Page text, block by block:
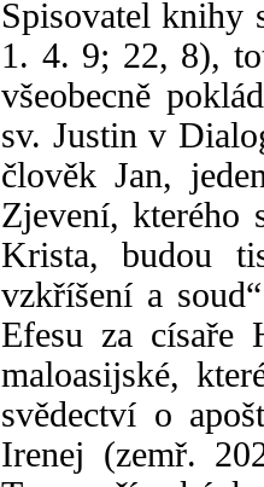
Spisovatel knihy
1. 4. 9; 22, 8),
všeobecně
sv. Justin v
člověk Jan,
Zjevení, kterého
Krista, budou
vzkříšení a
Efesu za císaře
maloasijské,
svědectví o
Irenej (zemř.